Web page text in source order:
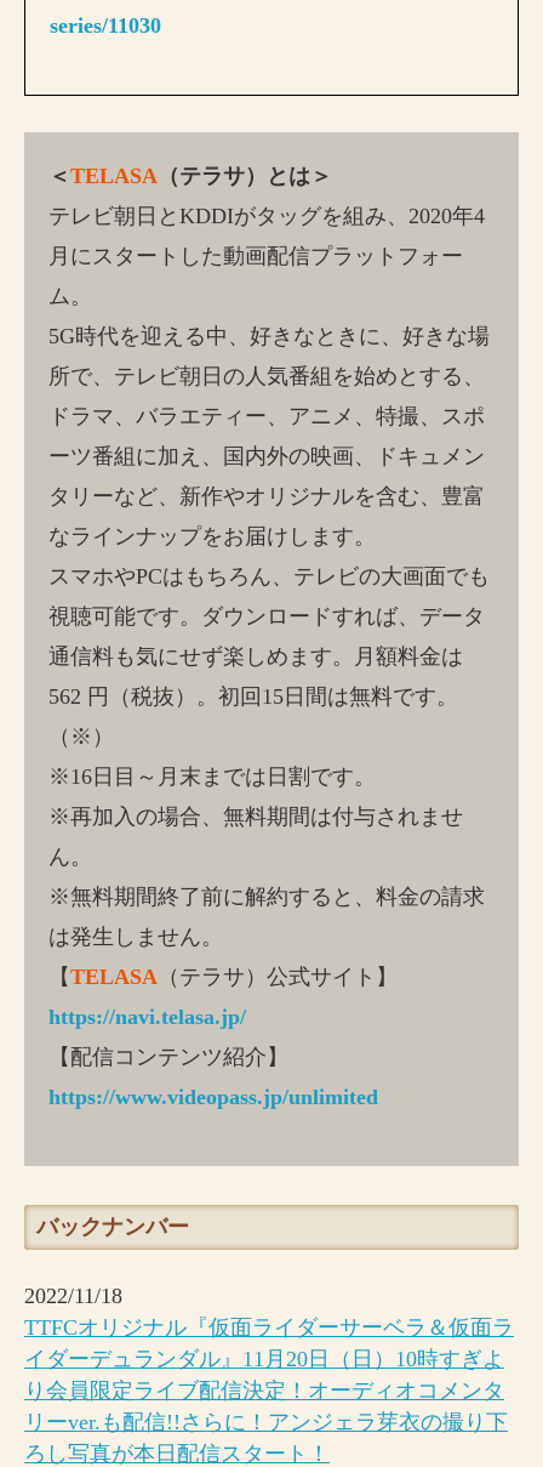
series/11030
＜ TELASA （テラサ）とは＞
テレビ朝日とKDDIがタッグを組み、2020年4
月にスタートした動画配信プラットフォー
ム。
5G時代を迎える中、好きなときに、好きな場
所で、テレビ朝日の人気番組を始めとする、
ドラマ、バラエティー、アニメ、特撮、スポ
ーツ番組に加え、国内外の映画、ドキュメン
タリーなど、新作やオリジナルを含む、豊富
なラインナップをお届けします。
スマホやPCはもちろん、テレビの大画面でも
視聴可能です。ダウンロードすれば、データ
通信料も気にせず楽しめます。月額料金は
562 円（税抜）。初回15日間は無料です。
（※）
※16日目～月末までは日割です。
※再加入の場合、無料期間は付与されませ
ん。
※無料期間終了前に解約すると、料金の請求
は発生しません。
【TELASA （テラサ）公式サイト】
https://navi.telasa.jp/
【配信コンテンツ紹介】
https://www.videopass.jp/unlimited
バックナンバー
2022/11/18
TTFCオリジナル『仮面ライダーサーベラ＆仮面ラ
イダーデュランダル』11月20日（日）10時すぎよ
り会員限定ライブ配信決定！オーディオコメンタ
リーver.も配信!!さらに！アンジェラ芽衣の撮り下
ろし写真が本日配信スタート！